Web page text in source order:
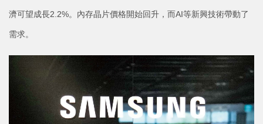
濟可望成長2.2%。內存晶片價格開始回升，而AI等新興技術帶動了
需求。